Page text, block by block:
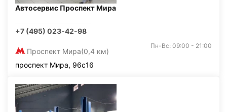
Автосервис Проспект Мира
+7 (495) 023-42-98
Проспект Мира(0,4 км)
Пн-Вс: 09:00 - 21:00
проспект Мира, 96с16